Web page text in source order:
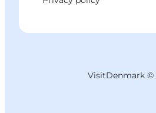
VisitDenmark ©